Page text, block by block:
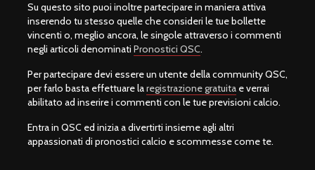
Su questo sito puoi inoltre partecipare in maniera attiva
inserendo tu stesso quelle che consideri le tue bollette
vincenti o, meglio ancora, le singole attraverso i commenti
negli articoli denominati Pronostici QSC.
Per partecipare devi essere un utente della community QSC,
per farlo basta effettuare laregistrazione gratuita e verrai
abilitato ad inserire i commenti con le tue previsioni calcio.
Entra in QSC ed inizia a divertirti insieme agli altri
appassionati di pronostici calcio e scommesse come te.